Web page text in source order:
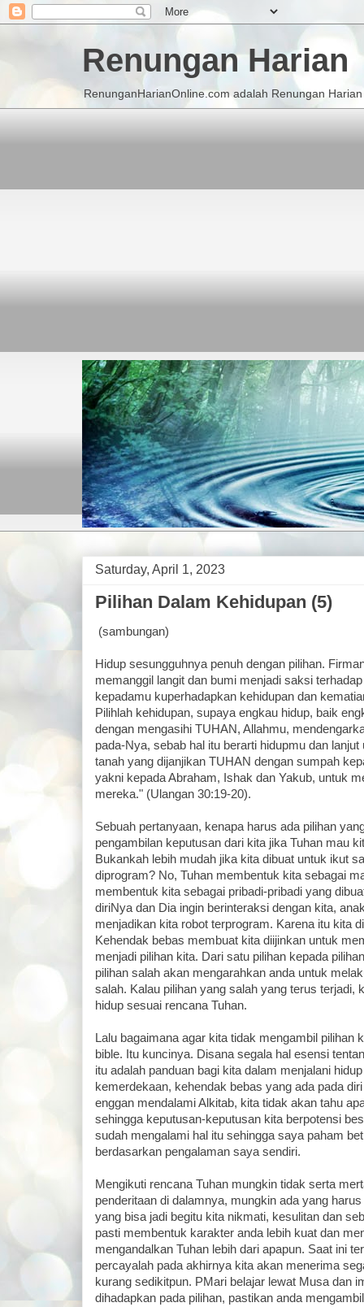
Renungan Harian
RenunganHarianOnline.com adalah Renungan
Saturday, April 1, 2023
Pilihan Dalam Kehidupan (5)
(sambungan)
Hidup sesungguhnya penuh dengan pilihan.
memanggil langit dan bumi menjadi saksi
kepadamu kuperhadapkan kehidupan dan
Pilihlah kehidupan, supaya engkau hidup, baik
dengan mengasihi TUHAN, Allahmu,
pada-Nya, sebab hal itu berarti hidupmu dan
tanah yang dijanjikan TUHAN dengan sumpah
yakni kepada Abraham, Ishak dan Yakub, untuk
mereka." (Ulangan 30:19-20).
Sebuah pertanyaan, kenapa harus ada pilihan
pengambilan keputusan dari kita jika Tuhan mau
Bukankah lebih mudah jika kita dibuat untuk ikut
diprogram? No, Tuhan membentuk kita sebagai
membentuk kita sebagai pribadi-pribadi yang
diriNya dan Dia ingin berinteraksi dengan kita,
menjadikan kita robot terprogram. Karena itu kita
Kehendak bebas membuat kita diijinkan untuk
menjadi pilihan kita. Dari satu pilihan kepada
pilihan salah akan mengarahkan anda untuk
salah. Kalau pilihan yang salah yang terus terjadi,
hidup sesuai rencana Tuhan.
Lalu bagaimana agar kita tidak mengambil pilihan
bible. Itu kuncinya. Disana segala hal esensi
itu adalah panduan bagi kita dalam menjalani
kemerdekaan, kehendak bebas yang ada pada
enggan mendalami Alkitab, kita tidak akan tahu
sehingga keputusan-keputusan kita berpotensi
sudah mengalami hal itu sehingga saya paham
berdasarkan pengalaman saya sendiri.
Mengikuti rencana Tuhan mungkin tidak serta
penderitaan di dalamnya, mungkin ada yang
yang bisa jadi begitu kita nikmati, kesulitan dan
pasti membentuk karakter anda lebih kuat dan
mengandalkan Tuhan lebih dari apapun. Saat ini
percayalah pada akhirnya kita akan menerima
kurang sedikitpun. PMari belajar lewat Musa dan
dihadapkan pada pilihan, pastikan anda